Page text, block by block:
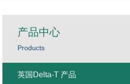
产品中心
Products
英国Delta-T 产品